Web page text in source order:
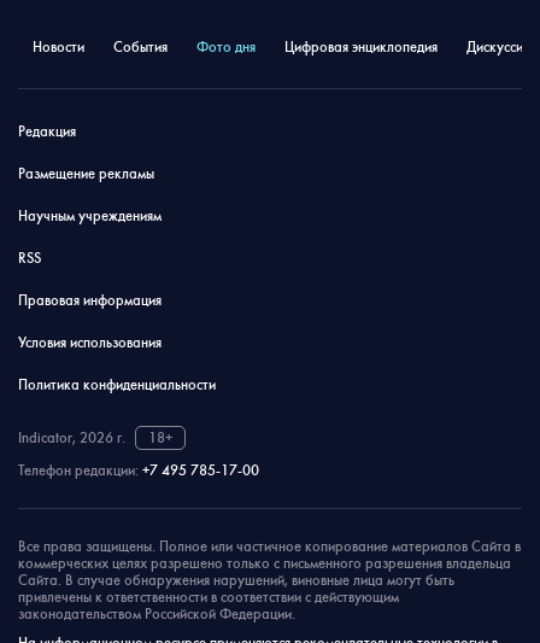
Новости События Фото дня Цифровая энциклопедия
Редакция
Размещение рекламы
Научным учреждениям
RSS
Правовая информация
Условия использования
Политика конфиденциальности
Indicator, 2026 г.
18+
Телефон редакции: +7 495 785-17-00
Все права защищены. Полное или частичное копирование материалов Сайта в
коммерческих целях разрешено только с письменного разрешения владельца
Сайта. В случае обнаружения нарушений, виновные лица могут быть
привлечены к ответственности в соответствии с действующим
законодательством Российской Федерации.